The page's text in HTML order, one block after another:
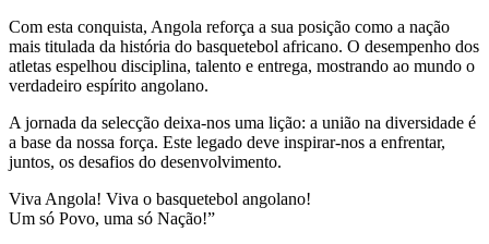
Com esta conquista, Angola reforça a sua posição como a nação
mais titulada da história do basquetebol africano. O desempenho dos
atletas espelhou disciplina, talento e entrega, mostrando ao mundo o
verdadeiro espírito angolano.
A jornada da selecção deixa-nos uma lição: a união na diversidade é
a base da nossa força. Este legado deve inspirar-nos a enfrentar,
juntos, os desafios do desenvolvimento.
Viva Angola! Viva o basquetebol angolano!
Um só Povo, uma só Nação!”